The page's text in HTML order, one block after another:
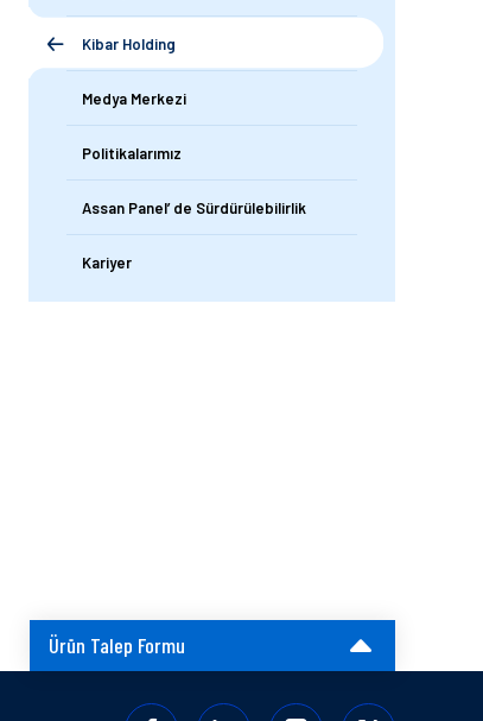
Kibar Holding
Medya Merkezi
Politikalarımız
Assan Panel’ de Sürdürülebilirlik
Kariyer
Ürün Talep Formu